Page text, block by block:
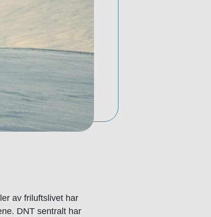
av friluftslivet har
DNT sentralt har